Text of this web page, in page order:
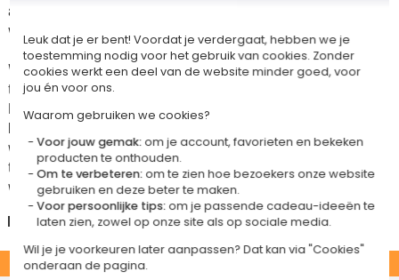
atelier. Het komt in aanmerking voor de aanbieding «Gratis verzending
vanaf 85 € aankoop» -
Voor elke bestelling onder 85 €, zijn de onderstaande verzendkosten van
toepassing.
De geschatte levertijden kunt je hieronder vinden. Je kunt de
bezorgopties bepalen: normale levering of express levering. Per cadeau
worden de mogelijke leveropties weergegeven op de artikelpagina en
tijdens de stappen van je winkelwagen. (Als je het geld overmaakt, houd
wel rekening met 3-4 dagen extra levertijd van je cadeau.)
Nederland
Leuk dat je er bent! Voordat je verdergaat, hebben we je
toestemming nodig voor het gebruik van cookies. Zonder
cookies werkt een deel van de website minder goed, voor
jou én voor ons.
Waarom gebruiken we cookies?
Voor jouw gemak:om je account, favorieten en bekeken
producten te onthouden.
Om te verbeteren:om te zien hoe bezoekers onze website
gebruiken en deze beter te maken.
Voor persoonlijke tips:om je passende cadeau-ideeën te
laten zien, zowel op onze site als op sociale media.
Wil je je voorkeuren later aanpassen? Dat kan via "Cookies"
onderaan de pagina.